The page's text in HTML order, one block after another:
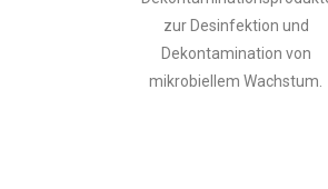
zur Desinfektion und
Dekontamination von
mikrobiellem Wachstum.